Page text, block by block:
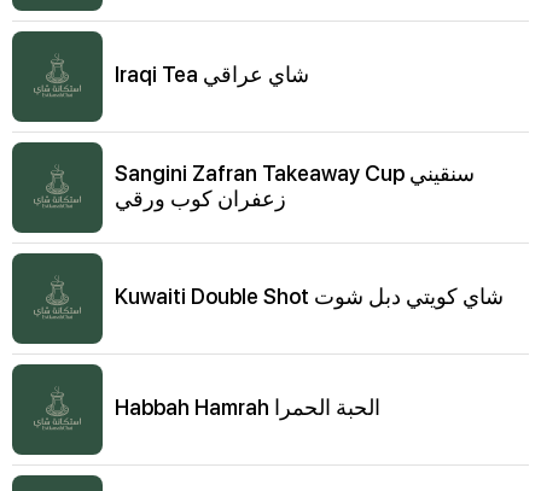
Iraqi Tea شاي عراقي
Sangini Zafran Takeaway Cup سنقيني
زعفران كوب ورقي
Kuwaiti Double Shot شاي كويتي دبل شوت
Habbah Hamrah الحبة الحمرا